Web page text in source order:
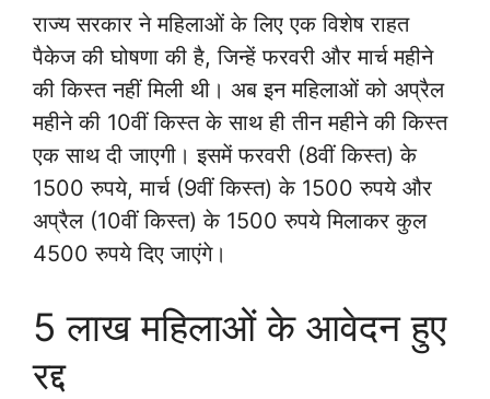
राज्य सरकार ने महिलाओं के लिए एक विशेष राहत
पैकेज की घोषणा की है, जिन्हें फरवरी और मार्च महीने
की किस्त नहीं मिली थी। अब इन महिलाओं को अप्रैल
महीने की 10वीं किस्त के साथ ही तीन महीने की किस्त
एक साथ दी जाएगी। इसमें फरवरी (8वीं किस्त) के
1500 रुपये, मार्च (9वीं किस्त) के 1500 रुपये और
अप्रैल (10वीं किस्त) के 1500 रुपये मिलाकर कुल
4500 रुपये दिए जाएंगे।
5 लाख महिलाओं के आवेदन हुए
रद्द